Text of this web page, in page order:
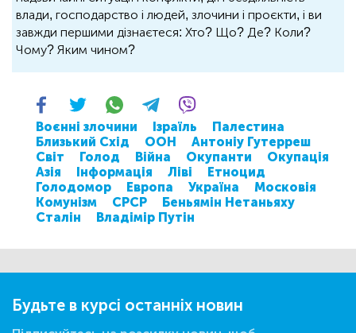
влади, господарство і людей, злочини і проєкти, і ви
завжди першими дізнаєтеся: Хто? Що? Де? Коли?
Чому? Яким чином?
Воєнні злочини Ізраїль
Палестина
Близький Схід
ООН
Антоніу Гутерреш
Світ
Голод Війна Окупанти
Окупація
Азія
Інформація Ліві
Етноцид
Голодомор
Европа Україна
Московія
Комунізм
СРСР
Беньямін Нетаньяху
Сталін
Владімір Путін
Будьте в курсі останніх новин